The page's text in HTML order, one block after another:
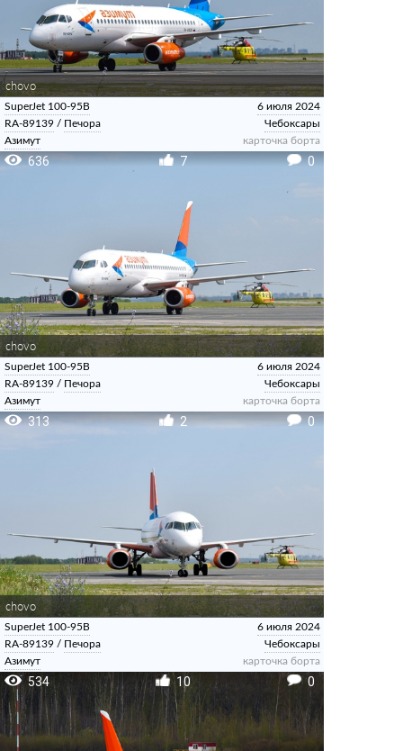
chovo
SuperJet 100-95B
RA-89139 / Печора
Азимут
6 июля 2024
Чебоксары
карточка борта
636 7 0
chovo
SuperJet 100-95B
RA-89139 / Печора
Азимут
6 июля 2024
Чебоксары
карточка борта
313 2 0
chovo
SuperJet 100-95B
RA-89139 / Печора
Азимут
6 июля 2024
Чебоксары
карточка борта
534 10 0